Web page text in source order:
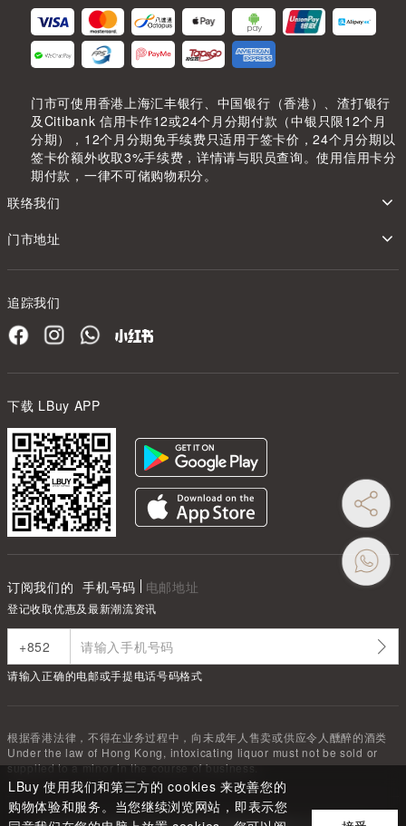
LBuy 使用我们和第三方的 cookies 来改善您的
购物体验和服务。当您继续浏览网站，即表示您
门市可使用香港上海汇丰银行、中国银行（香港）、渣打银行
及Citibank 信用卡作12或24个月分期付款（中银只限12个月
分期），12个月分期免手续费只适用于签卡价，24个月分期以
签卡价额外收取3%手续费，详情请与职员查询。使用信用卡分
期付款，一律不可储购物积分。
联络我们
门市地址
追踪我们
下载 LBuy APP
订阅我们的 手机号码 电邮地址
登记收取优惠及最新潮流资讯
请输入正确的电邮或手提电话号码格式
根据香港法律，不得在业务过程中，向未成年人售卖或供应令人醺醉的酒类
Under the law of Hong Kong, intoxicating liquor must not be sold or
supplied to a minor in the course of business.